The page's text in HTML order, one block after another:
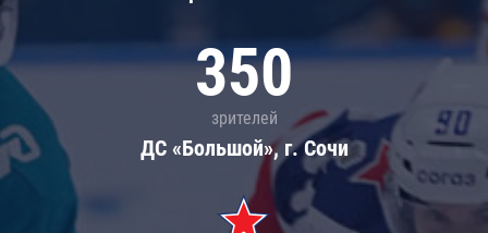
350
зрителей
ДС «Большой», г. Сочи